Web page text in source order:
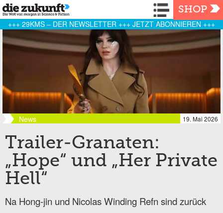
Navigation
SHOP
+++ 29KMS – DER NEWSLETTER +++ JETZT ABONNIEREN +++
News 19. Mai 2026
Trailer-Granaten:
„Hope“ und „Her Private
Hell“
Na Hong-jin und Nicolas Winding Refn sind zurück